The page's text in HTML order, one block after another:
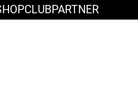
CLUBPARTNER